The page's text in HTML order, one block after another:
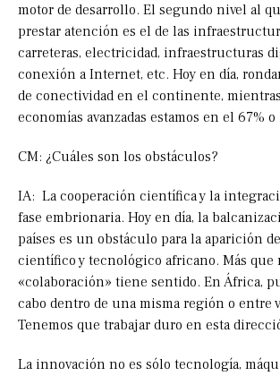
motor de desarrollo. El segundo nivel al
prestar atención es el de las
carreteras, electricidad, infraestructuras
conexión a Internet, etc. Hoy en día,
de conectividad en el continente,
economías avanzadas estamos en el 67%
CM: ¿Cuáles son los obstáculos?
IA: La cooperación científica y la
fase embrionaria. Hoy en día, la
países es un obstáculo para la aparición
científico y tecnológico africano. Más que
«colaboración» tiene sentido. En África,
cabo dentro de una misma región o entre
Tenemos que trabajar duro en esta
La innovación no es sólo tecnología,